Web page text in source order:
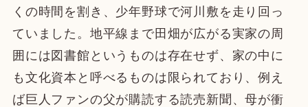
くの時間を割き、少年野球で河川敷を走り回っ
ていました。地平線まで田畑が広がる実家の周
囲には図書館というものは存在せず、家の中に
も文化資本と呼べるものは限られており、例え
ば巨人ファンの父が購読する読売新聞、母が衝